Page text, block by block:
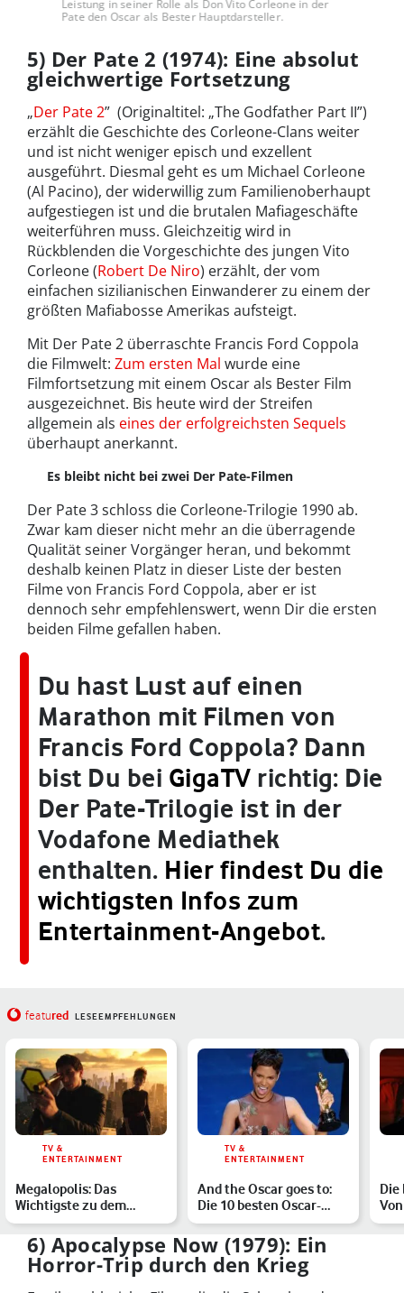
Leistung in seiner Rolle als Don Vito Corleone in der
Pate den Oscar als Bester Hauptdarsteller.
5) Der Pate 2 (1974): Eine absolut
gleichwertige Fortsetzung
„Der Pate 2” (Originaltitel: „The Godfather Part II”)
erzählt die Geschichte des Corleone-Clans weiter
und ist nicht weniger episch und exzellent
ausgeführt. Diesmal geht es um Michael Corleone
(Al Pacino), der widerwillig zum Familienoberhaupt
aufgestiegen ist und die brutalen Mafiageschäfte
weiterführen muss. Gleichzeitig wird in
Rückblenden die Vorgeschichte des jungen Vito
Corleone (Robert De Niro) erzählt, der vom
einfachen sizilianischen Einwanderer zu einem der
größten Mafiabosse Amerikas aufsteigt.
Mit Der Pate 2 überraschte Francis Ford Coppola
die Filmwelt: Zum ersten Mal wurde eine
Filmfortsetzung mit einem Oscar als Bester Film
ausgezeichnet. Bis heute wird der Streifen
allgemein als eines der erfolgreichsten Sequels
überhaupt anerkannt.
Es bleibt nicht bei zwei Der Pate-Filmen
Der Pate 3 schloss die Corleone-Trilogie 1990 ab.
Zwar kam dieser nicht mehr an die überragende
Qualität seiner Vorgänger heran, und bekommt
deshalb keinen Platz in dieser Liste der besten
Filme von Francis Ford Coppola, aber er ist
dennoch sehr empfehlenswert, wenn Dir die ersten
beiden Filme gefallen haben.
Du hast Lust auf einen
Marathon mit Filmen von
Francis Ford Coppola? Dann
bist Du bei GigaTV richtig: Die
Der Pate-Trilogie ist in der
Vodafone Mediathek
enthalten. Hier findest Du die
wichtigsten Infos zum
Entertainment-Angebot.
featured LESEEMPFEHLUNGEN
TV &
ENTERTAINMENT
Megalopolis: Das
Wichtigste zu dem
Mammutwerk von
Francis Ford Co…
TV &
ENTERTAINMENT
And the Oscar goes to:
Die 10 besten Oscar-
Reden aus fast 100 Jah…
Die
6) Apocalypse Now (1979): Ein
Horror-Trip durch den Krieg